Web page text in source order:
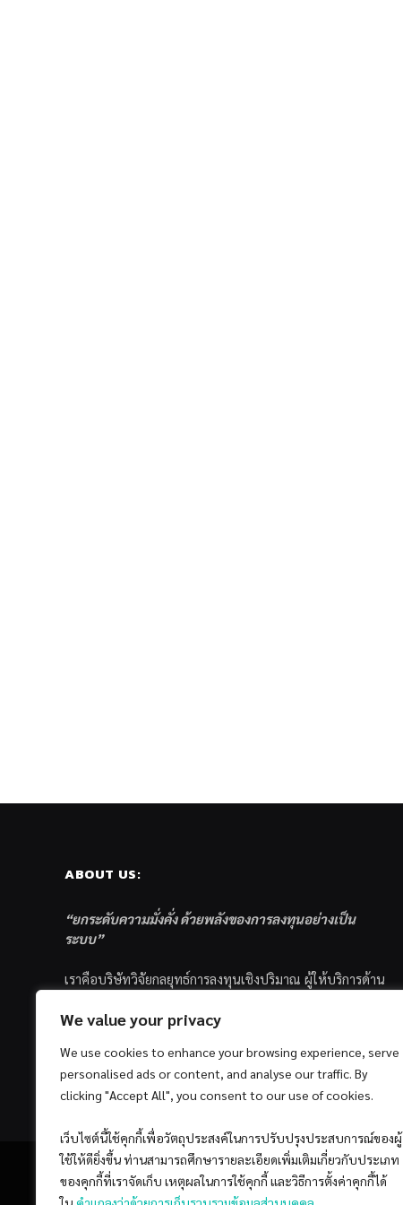
We value your privacy
We use cookies to enhance your browsing experience, serve
personalised ads or content, and analyse our traffic. By
clicking "Accept All", you consent to our use of cookies.
เว็บไซต์นี้ใช้คุกกี้เพื่อวัตถุประสงค์ในการปรับปรุงประสบการณ์ของผู้
ใช้ให้ดียิ่งขึ้น ท่านสามารถศึกษารายละเอียดเพิ่มเติมเกี่ยวกับประเภท
ของคุกกี้ที่เราจัดเก็บ เหตุผลในการใช้คุกกี้ และวิธีการตั้งค่าคุกกี้ได้
ABOUT US:
“ยกระดับความมั่งคั่ง ด้วยพลังของการลงทุนอย่างเป็น
ระบบ”
เราคือบริษัทวิจัยกลยุทธ์การลงทุนเชิงปริมาณ ผู้ให้บริการด้าน
ส่วนบุคคล ซึ่งมีเป้าหมายที่จะช่วยเหลือให้นักลงทุนไทย
ด้วยแนวคิดและกระบวนการลงทุนอย่างเป็นระบบแบบ
Quantitative & Systematic Investing